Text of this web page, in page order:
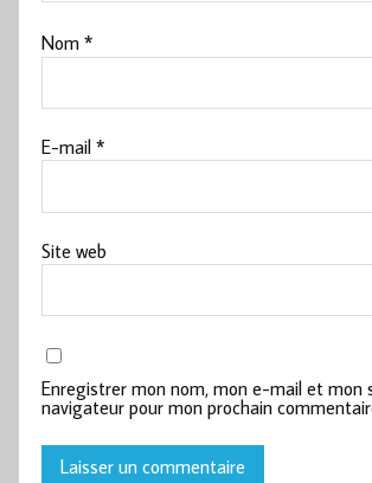
Nom*
E-mail*
Site web
Enregistrer mon nom, mon e-mail et mon
navigateur pour mon prochain